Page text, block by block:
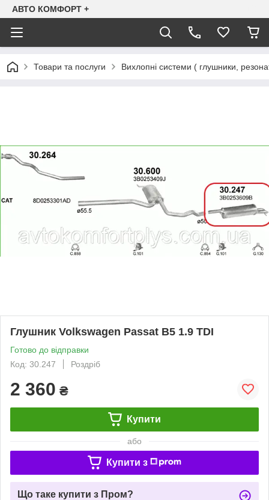
АВТО КОМФОРТ +
Товари та послуги Вихлопні системи ( глушники,
Глушник Volkswagen Passat B5 1.9 TDI
Готово до відправки
Код: 30.247
Роздріб
2 360 ₴
Купити
або
Купити з
Що таке купити з Пром?